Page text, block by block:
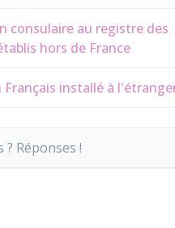
consulaire au registre des
hors de France
installé à
Réponses !